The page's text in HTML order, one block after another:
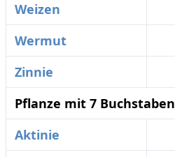
Weizen
Wermut
Zinnie
Pflanze mit 7 Buchstaben
Aktinie